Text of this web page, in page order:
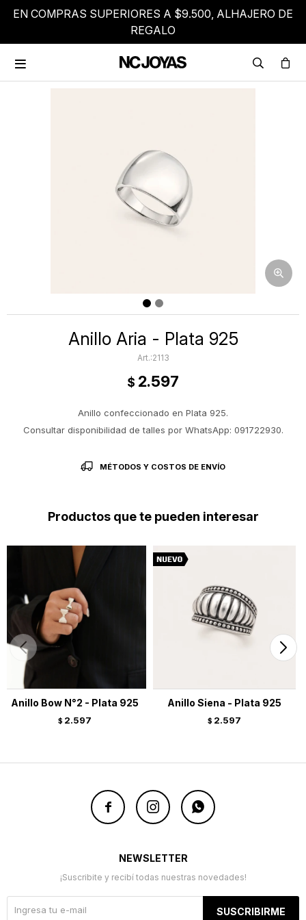
EN COMPRAS SUPERIORES A $9.500, ALHAJERO DE
REGALO

Anillo Aria - Plata 925
2113
$ 2.597
Anillo confeccionado en Plata 925.
Consultar disponibilidad de talles por WhatsApp: 091722930.
MÉTODOS Y COSTOS DE ENVÍO
Productos que te pueden interesar
Anillo Bow N°2 - Plata 925
$ 2.597
Anillo Siena - Plata 925
$ 2.597
  
NEWSLETTER
¡Suscribite y recibí todas nuestras novedades!
SUSCRIBIRME